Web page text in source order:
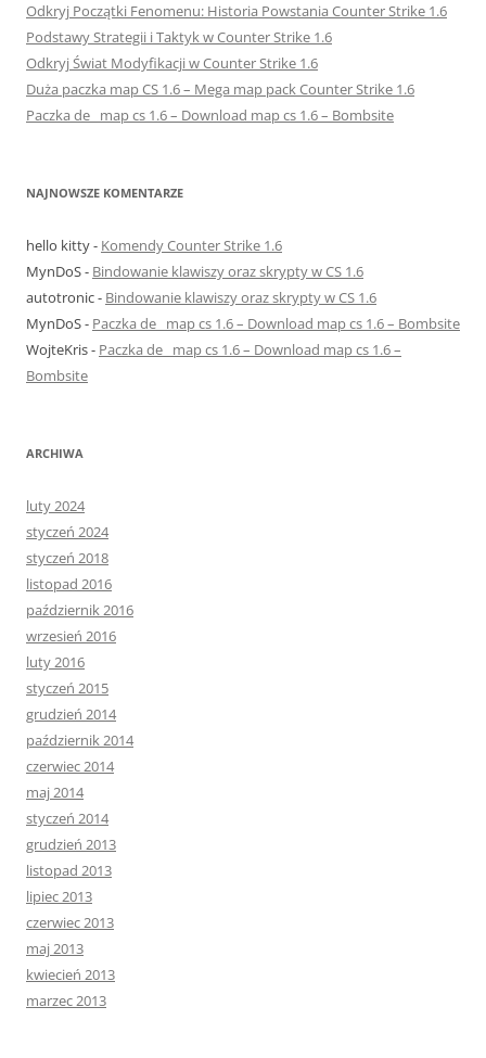
Odkryj Początki Fenomenu: Historia Powstania Counter Strike 1.6
Podstawy Strategii i Taktyk w Counter Strike 1.6
Odkryj Świat Modyfikacji w Counter Strike 1.6
Duża paczka map CS 1.6 – Mega map pack Counter Strike 1.6
Paczka de_ map cs 1.6 – Download map cs 1.6 – Bombsite
NAJNOWSZE KOMENTARZE
hello kitty- Komendy Counter Strike 1.6
MynDoS- Bindowanie klawiszy oraz skrypty w CS 1.6
autotronic- Bindowanie klawiszy oraz skrypty w CS 1.6
MynDoS- Paczka de_ map cs 1.6 – Download map cs 1.6 – Bombsite
WojteKris- Paczka de_ map cs 1.6 – Download map cs 1.6 –
Bombsite
ARCHIWA
luty 2024
styczeń 2024
styczeń 2018
listopad 2016
październik 2016
wrzesień 2016
luty 2016
styczeń 2015
grudzień 2014
październik 2014
czerwiec 2014
maj 2014
styczeń 2014
grudzień 2013
listopad 2013
lipiec 2013
czerwiec 2013
maj 2013
kwiecień 2013
marzec 2013